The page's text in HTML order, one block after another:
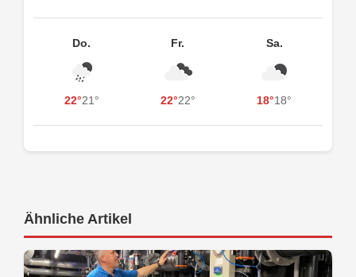
Do.
22°21°
Fr.
22°22°
Sa.
18°18°
Ähnliche Artikel